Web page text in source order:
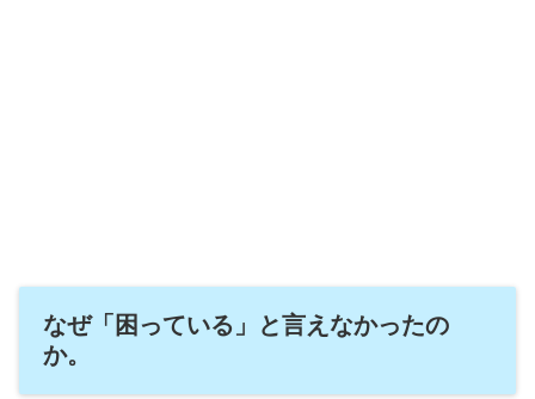
なぜ「困っている」と言えなかったの
か。